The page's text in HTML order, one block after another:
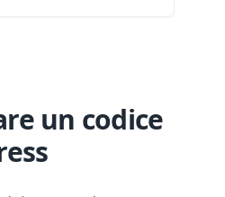
un codice